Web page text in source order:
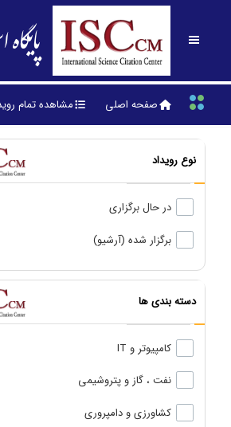
صفحه اصلی مشاهده تمام
نوع رویداد
در حال برگزاری
برگزار شده (آرشیو)
دسته بندی ها
کامپیوتر و IT
نفت ، گاز و پتروشیمی
کشاورزی و دامپروری